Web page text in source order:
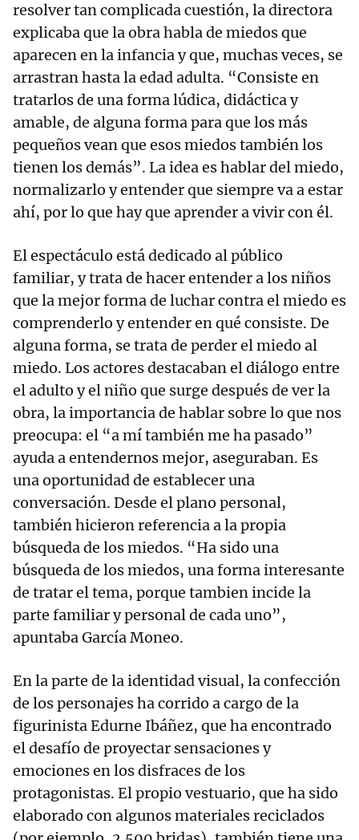
resolver tan complicada cuestión, la directora
explicaba que la obra habla de miedos que
aparecen en la infancia y que, muchas veces, se
arrastran hasta la edad adulta. “Consiste en
tratarlos de una forma lúdica, didáctica y
amable, de alguna forma para que los más
pequeños vean que esos miedos también los
tienen los demás”. La idea es hablar del miedo,
normalizarlo y entender que siempre va a estar
ahí, por lo que hay que aprender a vivir con él.
El espectáculo está dedicado al público
familiar, y trata de hacer entender a los niños
que la mejor forma de luchar contra el miedo es
comprenderlo y entender en qué consiste. De
alguna forma, se trata de perder el miedo al
miedo. Los actores destacaban el diálogo entre
el adulto y el niño que surge después de ver la
obra, la importancia de hablar sobre lo que nos
preocupa: el “a mí también me ha pasado”
ayuda a entendernos mejor, aseguraban. Es
una oportunidad de establecer una
conversación. Desde el plano personal,
también hicieron referencia a la propia
búsqueda de los miedos. “Ha sido una
búsqueda de los miedos, una forma interesante
de tratar el tema, porque tambien incide la
parte familiar y personal de cada uno”,
apuntaba García Moneo.
En la parte de la identidad visual, la confección
de los personajes ha corrido a cargo de la
figurinista Edurne Ibáñez, que ha encontrado
el desafío de proyectar sensaciones y
emociones en los disfraces de los
protagonistas. El propio vestuario, que ha sido
elaborado con algunos materiales reciclados